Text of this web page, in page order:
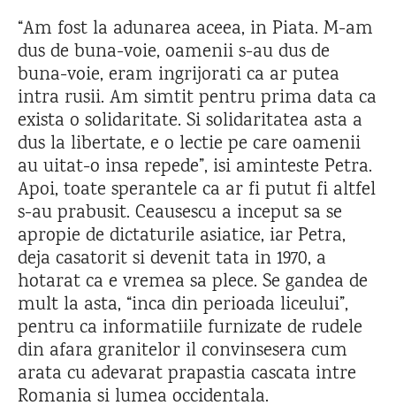
“Am fost la adunarea aceea, in Piata. M-am
dus de buna-voie, oamenii s-au dus de
buna-voie, eram ingrijorati ca ar putea
intra rusii. Am simtit pentru prima data ca
exista o solidaritate. Si solidaritatea asta a
dus la libertate, e o lectie pe care oamenii
au uitat-o insa repede”, isi aminteste Petra.
Apoi, toate sperantele ca ar fi putut fi altfel
s-au prabusit. Ceausescu a inceput sa se
apropie de dictaturile asiatice, iar Petra,
deja casatorit si devenit tata in 1970, a
hotarat ca e vremea sa plece. Se gandea de
mult la asta, “inca din perioada liceului”,
pentru ca informatiile furnizate de rudele
din afara granitelor il convinsesera cum
arata cu adevarat prapastia cascata intre
Romania si lumea occidentala.